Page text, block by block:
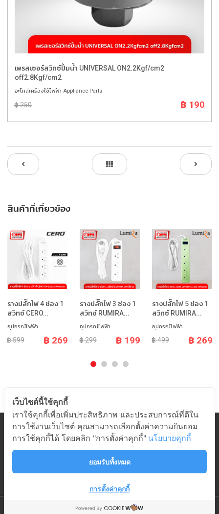
เพรสเซอร์สวิทซ์ปั้มน้ำ UNIVERSAL ON2.2Kgf/cm2
off2.8Kgf/cm2
อะไหล่เครื่องใช้ไฟฟ้า Appliance Parts
฿ 250 ฿ 190
สินค้าที่เกี่ยวข้อง
รางปลั๊กไฟ 4 ช่อง 1
สวิทซ์ CERO...
อุปกรณ์ไฟฟ้า
฿ 599 ฿ 269
รางปลั๊กไฟ 3 ช่อง 1
สวิทซ์ RUMIRA...
อุปกรณ์ไฟฟ้า
฿ 299 ฿ 199
รางปลั๊กไฟ 5 ช่อง 1
สวิทซ์ RUMIRA...
อุปกรณ์ไฟฟ้า
฿ 499 ฿ 269
หมวดสินค้า
เกี่ยวกับอมร
ช่วยเหลือ
© 2019 AMORN ELECTRONIC | ALL RIGHTS RESERVED.
เว็บไซต์นี้ใช้คุกกี้
เราใช้คุกกี้เพื่อเพิ่มประสิทธิภาพ และประสบการณ์ที่ดีใน
การใช้งานเว็บไซต์ คุณสามารถเลือกตั้งค่าความยินยอม
การใช้คุกกี้ได้ โดยคลิก "การตั้งค่าคุกกี้" นโยบายคุกกี้
ยอมรับทั้งหมด
การตั้งค่าคุกกี้